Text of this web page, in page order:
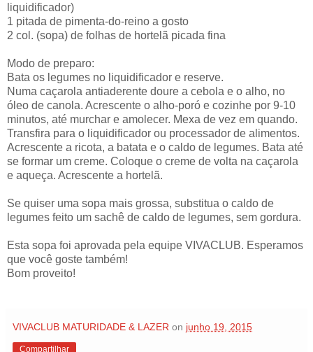
liquidificador)
1 pitada de pimenta-do-reino a gosto
2 col. (sopa) de folhas de hortelã picada fina
Modo de preparo:
Bata os legumes no liquidificador e reserve.
Numa caçarola antiaderente doure a cebola e o alho, no
óleo de canola. Acrescente o alho-poró e cozinhe por 9-10
minutos, até murchar e amolecer. Mexa de vez em quando.
Transfira para o liquidificador ou processador de alimentos.
Acrescente a ricota, a batata e o caldo de legumes. Bata até
se formar um creme. Coloque o creme de volta na caçarola
e aqueça. Acrescente a hortelã.
Se quiser uma sopa mais grossa, substitua o caldo de
legumes feito um sachê de caldo de legumes, sem gordura.
Esta sopa foi aprovada pela equipe VIVACLUB. Esperamos
que você goste também!
Bom proveito!
VIVACLUB MATURIDADE & LAZER on junho 19, 2015
Compartilhar